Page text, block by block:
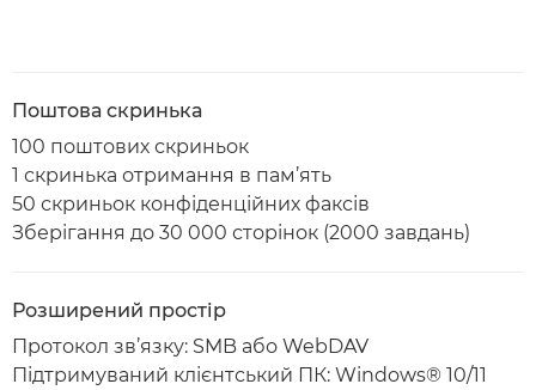
Поштова скринька
100 поштових скриньок
1 скринька отримання в пам’ять
50 скриньок конфіденційних факсів
Зберігання до 30 000 сторінок (2000 завдань)
Розширений простір
Протокол зв’язку: SMB або WebDAV
Підтримуваний клієнтський ПК: Windows® 10/11